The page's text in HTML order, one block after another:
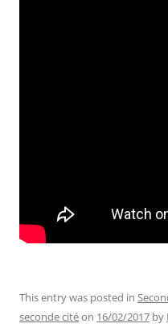
This entry was posted in
seconde citéon 16/02/2017 by